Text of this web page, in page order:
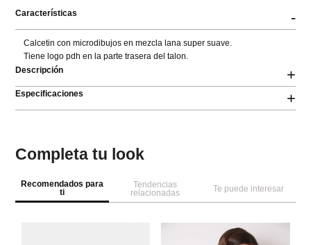
Características -
Calcetin con microdibujos en mezcla lana super suave.
Tiene logo pdh en la parte trasera del talon.
Descripción
+
Especificaciones +
Completa tu look
Recomendados para
ti
Tendencias
relacionadas
Te puede interesar